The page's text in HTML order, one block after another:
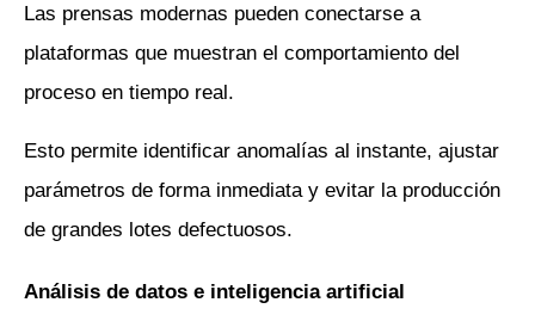
Las prensas modernas pueden conectarse a
plataformas que muestran el comportamiento del
proceso en tiempo real.
Esto permite identificar anomalías al instante, ajustar
parámetros de forma inmediata y evitar la producción
de grandes lotes defectuosos.
Análisis de datos e inteligencia artificial